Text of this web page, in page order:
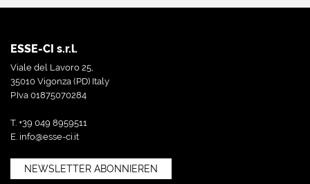
ESSE-CI s.r.l.
Viale del Lavoro 25,
35010 Vigonza (PD) Italy
P.Iva 01875070284
T. +39 049 8959511
E. info@esse-ci.it
NEWSLETTER ABONNIEREN